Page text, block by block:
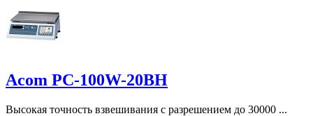
Acom PC-100W-20BH
Высокая точность взвешивания с разрешением до 30000 ...